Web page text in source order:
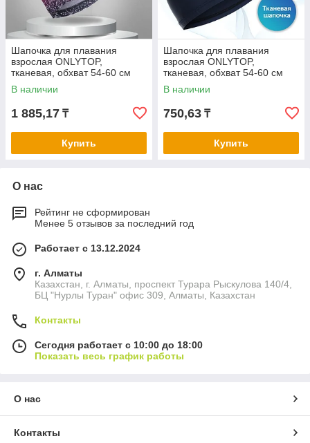
Шапочка для плавания
взрослая ONLYTOP,
тканевая, обхват 54-60 см
В наличии
1 885,17 ₸
Купить
Шапочка для плавания
взрослая ONLYTOP,
тканевая, обхват 54-60 см
В наличии
750,63 ₸
Купить
О нас
Рейтинг не сформирован
Менее 5 отзывов за последний год
Работает с 13.12.2024
г. Алматы
Казахстан, г. Алматы, проспект Турара Рыскулова 140/4,
БЦ "Нурлы Туран" офис 309, Алматы, Казахстан
Контакты
Сегодня работает с 10:00 до 18:00
Показать весь график работы
О нас
Контакты